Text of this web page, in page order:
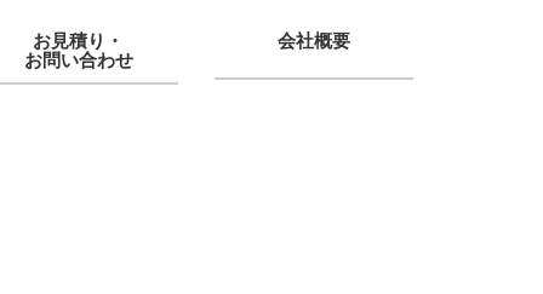
お見積り・
お問い合わせ
会社概要